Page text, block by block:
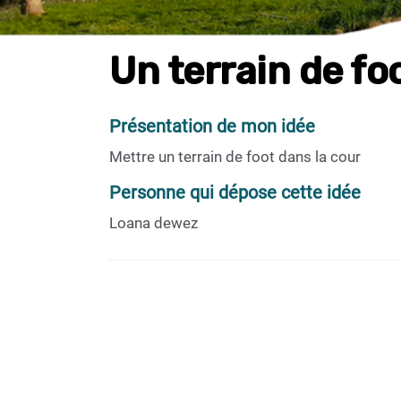
Un terrain de
Présentation de mon idée
Mettre un terrain de foot dans la cour
Personne qui dépose cette idée
Loana dewez